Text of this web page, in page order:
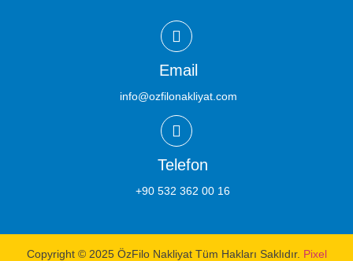
Email
info@ozfilonakliyat.com
Telefon
+90 532 362 00 16
Copyright © 2025 ÖzFilo Nakliyat Tüm Hakları Saklıdır. Pixel